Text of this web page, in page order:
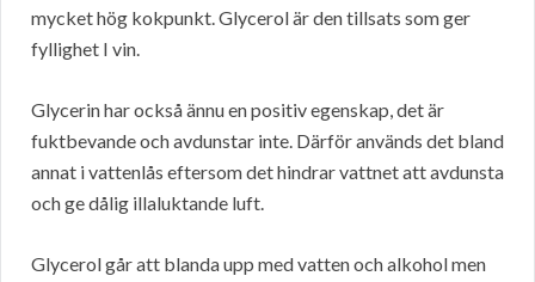
mycket hög kokpunkt. Glycerol är den tillsats som ger
fyllighet I vin.
Glycerin har också ännu en positiv egenskap, det är
fuktbevande och avdunstar inte. Därför används det bland
annat i vattenlås eftersom det hindrar vattnet att avdunsta
och ge dålig illaluktande luft.
Glycerol går att blanda upp med vatten och alkohol men